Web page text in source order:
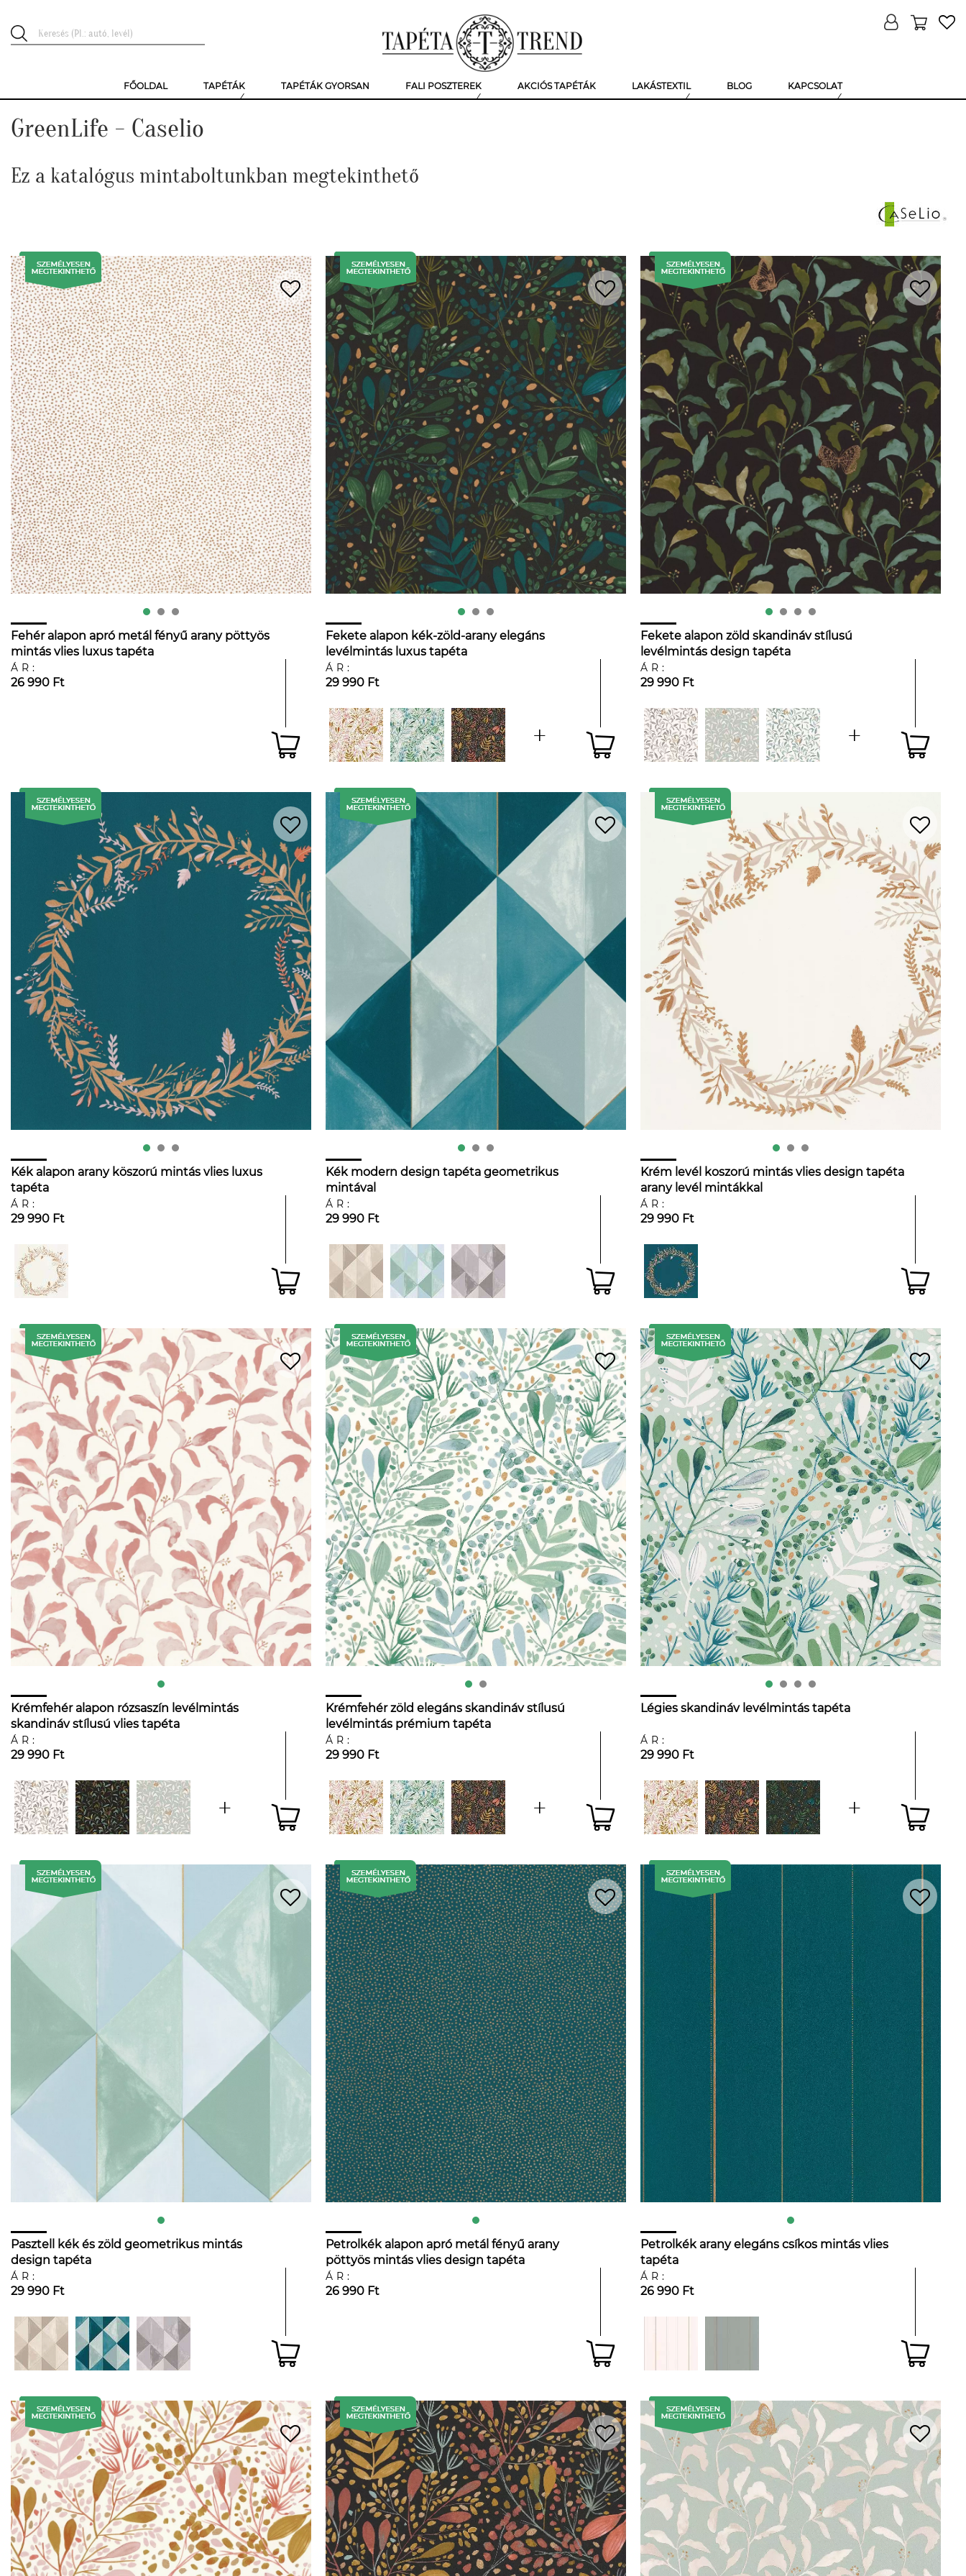
FŐOLDAL TAPÉTÁK TAPÉTÁK GYORSAN FALI POSZTEREK AKCIÓS TAPÉTÁK LAKÁSTEXTIL BLOG KAPCSOLAT
GreenLife - Caselio
Ez a katalógus mintaboltunkban megtekinthető
Fehér alapon apró metál fényű arany pöttyös
mintás vlies luxus tapéta
ÁR:
26 990 Ft
Fekete alapon kék-zöld-arany elegáns
levélmintás luxus tapéta
ÁR:
29 990 Ft
Fekete alapon zöld skandináv stílusú
levélmintás design tapéta
ÁR:
29 990 Ft
Kék alapon arany köszorú mintás vlies luxus
tapéta
ÁR:
29 990 Ft
Kék modern design tapéta geometrikus
mintával
ÁR:
29 990 Ft
Krém levél koszorú mintás vlies design tapéta
arany levél mintákkal
ÁR:
29 990 Ft
Krémfehér alapon rózsaszín levélmintás
skandináv stílusú vlies tapéta
ÁR:
29 990 Ft
Krémfehér zöld elegáns skandináv stílusú
levélmintás prémium tapéta
ÁR:
29 990 Ft
Légies skandináv levélmintás tapéta
ÁR:
29 990 Ft
Pasztell kék és zöld geometrikus mintás
design tapéta
ÁR:
29 990 Ft
Petrolkék alapon apró metál fényű arany
pöttyös mintás vlies design tapéta
ÁR:
26 990 Ft
Petrolkék arany elegáns csíkos mintás vlies
tapéta
ÁR:
26 990 Ft